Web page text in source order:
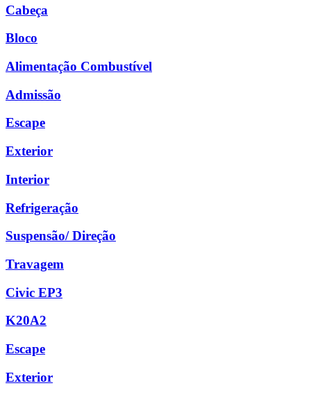
Cabeça
Bloco
Alimentação Combustível
Admissão
Escape
Exterior
Interior
Refrigeração
Suspensão/ Direção
Travagem
Civic EP3
K20A2
Escape
Exterior